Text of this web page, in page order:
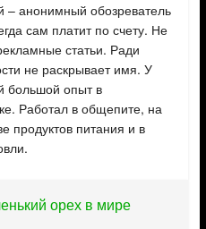
– анонимный обозреватель
сам платит по счету. Не
статьи. Ради
не раскрывает имя. У
большой опыт в
Работал в общепите, на
продуктов питания и в
орех в мире